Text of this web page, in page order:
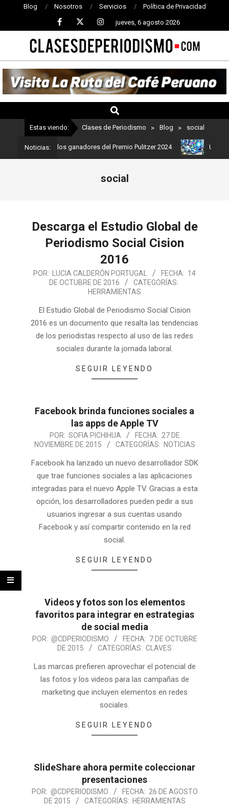
Blog Nosotros Servicios Política de Privacidad
jueves, 6 agosto 2026
CLASES
DE
PERIODISMO
Estas viendo: Clases de Periodismo > Blog > social
Noticias:
Estos son los ganadores del Premio Pulitzer 2024 Usuarios
social
Descarga el Estudio Global de
Periodismo Social Cision
2016
POR: LUCIA CALDERÓN PORTUGAL FECHA: 14
DE OCTUBRE DE 2016
CATEGORÍAS:
HERRAMIENTAS
El Estudio Global de Periodismo Social Cision
2016 es un documento que resalta las tendencias
de los periodistas respecto al uso de las redes
sociales durante la jornada laboral.
SEGUIR LEYENDO
Facebook brinda funciones sociales a
las apps de Apple TV
POR: SOFIA PICHIHUA FECHA: 27 DE
NOVIEMBRE DE 2015
CATEGORÍAS: NOTICIAS
Facebook ha lanzado un nuevo desarrollador SDK
que trae funciones sociales a las aplicaciones
integradas para el nuevo Apple TV. Gracias a esta
opción, los desarrolladores pueden pedir a sus
usuarios ingresar a sus cuentas usando
Facebook y así compartir contenido en la red
social.
SEGUIR LEYENDO
Videos y fotos son los elementos
favoritos para integrar en estrategias
de social media
POR: @CDPERIODISMO FECHA: 7 DE OCTUBRE
DE 2015
CATEGORÍAS: CLAVES
Las marcas prefieren aprovechar el potencial de
las fotos y los videos para las campañas de
marketing que incluyen elementos en redes
sociales.
SEGUIR LEYENDO
SlideShare ahora permite coleccionar
presentaciones
POR: @CDPERIODISMO FECHA: 26 DE AGOSTO
DE 2015
CATEGORÍAS: HERRAMIENTAS